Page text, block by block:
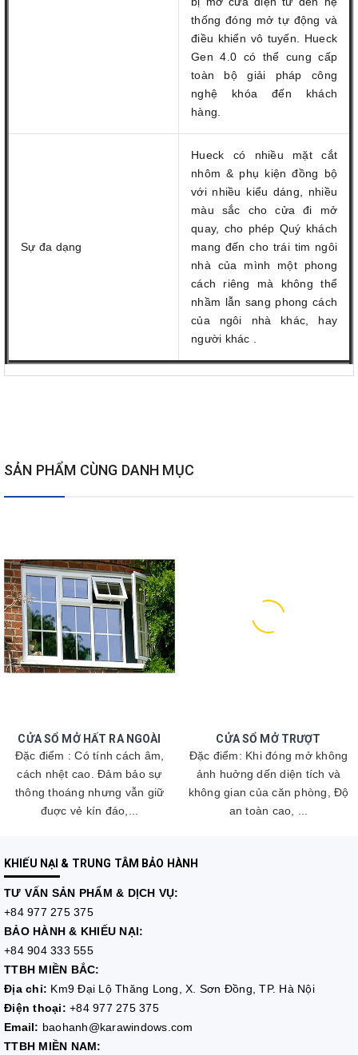
thống đóng mở tự động và
điều khiển vô tuyến. Hueck
Gen 4.0 có thể cung cấp
toàn bộ giải pháp công
nghệ khóa đến khách
hàng.
Sự đa dạng
Hueck có nhiều mặt cắt
nhôm & phụ kiện đồng bộ
với nhiều kiểu dáng, nhiều
màu sắc cho cửa đi mở
quay, cho phép Quý khách
mang đến cho trái tim ngôi
nhà của mình một phong
cách riêng mà không thể
nhầm lẫn sang phong cách
của ngôi nhà khác, hay
người khác .
SẢN PHẨM CÙNG DANH MỤC
CỬA SỔ MỞ HẤT RA NGOÀI
Đặc điểm : Có tính cách âm,
cách nhệt cao. Đảm bảo sự
thông thoáng nhưng vẫn giữ
đuợc vẻ kín đáo,...
CỬA SỔ MỞ TRƯỢT
Đặc điểm: Khi đóng mở không
ảnh huởng dến diện tích và
không gian của căn phòng, Độ
an toàn cao, ...
KHIẾU NẠI & TRUNG TÂM BẢO HÀNH
TƯ VẤN SẢN PHẨM & DỊCH VỤ:
+84 977 275 375
BẢO HÀNH & KHIẾU NẠI:
+84 904 333 555
TTBH MIỀN BẮC:
Địa chỉ: Km9 Đại Lộ Thăng Long, X. Sơn Đồng, TP. Hà Nội
Điện thoại: +84 977 275 375
Email: baohanh@karawindows.com
TTBH MIỀN NAM: